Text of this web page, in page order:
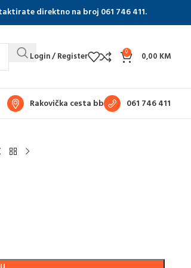
direktno na broj 061 746 411.
Login / Register 0 0,00 KM
Rakovička cesta bb 061 746 411